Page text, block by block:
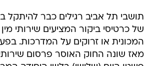
תושבי תל אביב רגילים כבר להיתקל
של כרטיסי ביקור המציעים שירותי
המכונית או זרוקים על המדרכות.